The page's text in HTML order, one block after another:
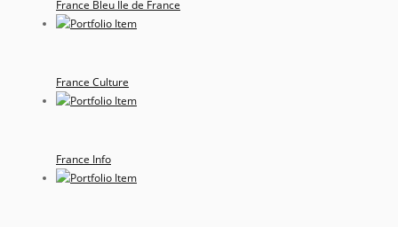
France Bleu Ile de France
France Culture
France Info